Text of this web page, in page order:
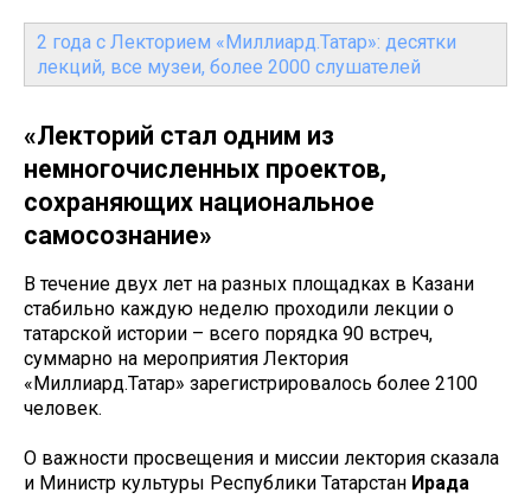
2 года с Лекторием «Миллиард.Татар»: десятки
лекций, все музеи, более 2000 слушателей
«Лекторий стал одним из
немногочисленных проектов,
сохраняющих национальное
самосознание»
В течение двух лет на разных площадках в Казани
стабильно каждую неделю проходили лекции о
татарской истории – всего порядка 90 встреч,
суммарно на мероприятия Лектория
«Миллиард.Татар» зарегистрировалось более 2100
человек.
О важности просвещения и миссии лектория сказала
и Министр культуры Республики Татарстан Ирада